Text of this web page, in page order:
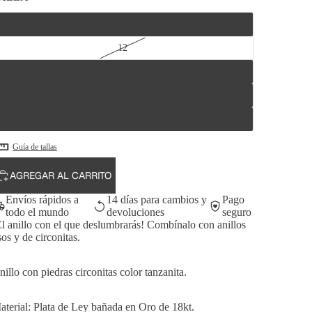
12
Guía de tallas
AGREGAR AL CARRITO
Envíos rápidos a
todo el mundo
14 días para cambios y
devoluciones
Pago
seguro
anillo con el que deslumbrarás! Combínalo con anillos
y de circonitas.
con piedras circonitas color tanzanita.
Plata de Ley bañada en Oro de 18kt.